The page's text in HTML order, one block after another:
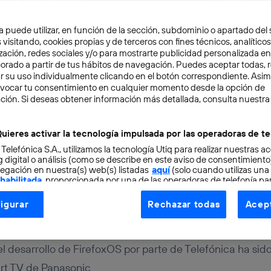
3 min
adapta para sus
de FirefoxOS de
desarrollo de FirefoxOS por parte de Telefónica ha
TV de Panasonic
puede utilizar, en función de la sección, subdominio o apartado del
visitando, cookies propias y de terceros con fines técnicos,
redes sociales y/o para mostrarte publicidad personalizada
a partir de tus hábitos de navegación. Puedes aceptar todas,
su uso individualmente clicando en el botón correspondiente.
tu consentimiento en cualquier momento desde la opción de
Si deseas obtener información más detallada, consulta nuestra
activar la tecnología impulsada por las operadoras de
S.A., utilizamos la tecnología Utiq para realizar nuestras
digital o análisis (como se describe en este aviso de
en nuestra(s) web(s) listadas aquí(solo cuando utilizas una
, proporcionada por una de las operadoras de telefonía
consentimiento en cada página web).
Utiq está diseñada con la privacidad como prioridad
dirección IP y otra información de la cuenta de cliente de
la conexión que utilizas (p. ej., número de teléfono móvil).
Rechazar todas